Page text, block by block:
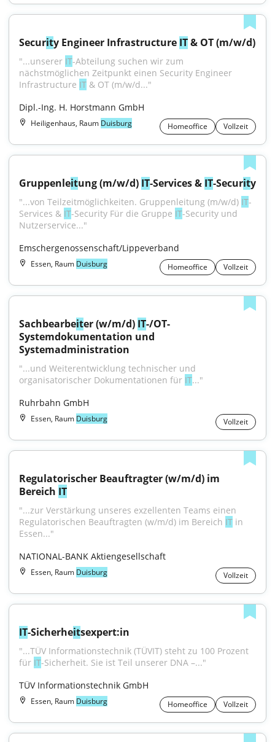
Security Engineer Infrastructure IT & OT (m/w/d)
"...unserer IT-Abteilung suchen wir zum
nächstmöglichen Zeitpunkt einen Security Engineer
Infrastructure IT & OT (m/w/d..."
Dipl.-Ing. H. Horstmann GmbH
Heiligenhaus, Raum Duisburg Homeoffice Vollzeit
Gruppenleitung (m/w/d) IT-Services & IT-Security
"...von Teilzeitmöglichkeiten. Gruppenleitung (m/w/d) IT-
Services & IT-Security Für die Gruppe IT-Security und
Nutzerservice..."
Emschergenossenschaft/Lippeverband
Essen, Raum Duisburg Homeoffice Vollzeit
Sachbearbeiter (w/m/d) IT-/OT-
Systemdokumentation und
Systemadministration
"...und Weiterentwicklung technischer und
organisatorischer Dokumentationen für IT..."
Ruhrbahn GmbH
Essen, Raum Duisburg Vollzeit
Regulatorischer Beauftragter (w/m/d) im
Bereich IT
"...zur Verstärkung unseres exzellenten Teams einen
Regulatorischen Beauftragten (w/m/d) im Bereich IT in
Essen..."
NATIONAL-BANK Aktiengesellschaft
Essen, Raum Duisburg Vollzeit
IT-Sicherheitsexpert:in
"...TÜV Informationstechnik (TÜVIT) steht zu 100 Prozent
für IT-Sicherheit. Sie ist Teil unserer DNA –..."
TÜV Informationstechnik GmbH
Essen, Raum Duisburg Homeoffice Vollzeit